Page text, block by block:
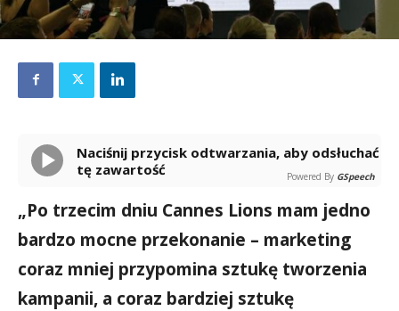
Naciśnij przycisk odtwarzania, aby odsłuchać
tę zawartość
Powered By GSpeech
„Po trzecim dniu Cannes Lions mam jedno
bardzo mocne przekonanie – marketing
coraz mniej przypomina sztukę tworzenia
kampanii, a coraz bardziej sztukę